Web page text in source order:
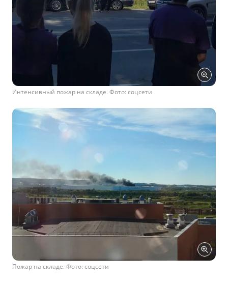
Интенсивный пожар на складе. Фото: соцсети
Пожар на складе. Фото: соцсети